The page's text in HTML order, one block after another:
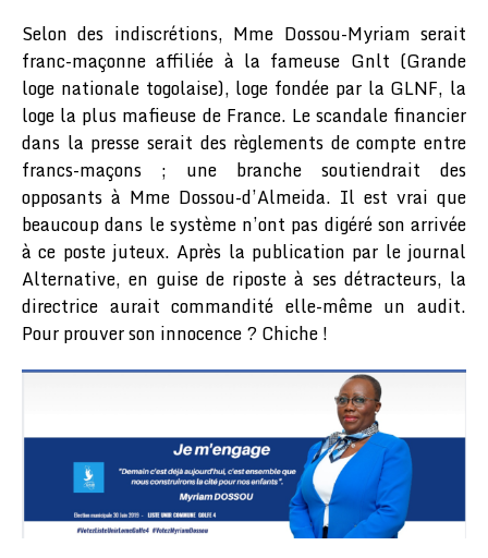
Selon des indiscrétions, Mme Dossou-Myriam serait
franc-maçonne affiliée à la fameuse Gnlt (Grande
loge nationale togolaise), loge fondée par la GLNF, la
loge la plus mafieuse de France. Le scandale financier
dans la presse serait des règlements de compte entre
francs-maçons ; une branche soutiendrait des
opposants à Mme Dossou-d’Almeida. Il est vrai que
beaucoup dans le système n’ont pas digéré son arrivée
à ce poste juteux. Après la publication par le journal
Alternative, en guise de riposte à ses détracteurs, la
directrice aurait commandité elle-même un audit.
Pour prouver son innocence ? Chiche !